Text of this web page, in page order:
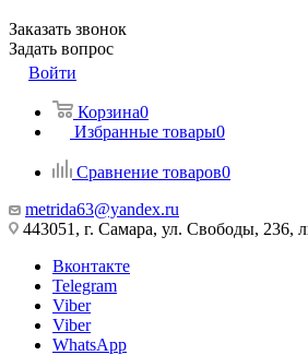
Заказать звонок
Задать вопрос
Войти
Корзина0
Избранные товары0
Сравнение товаров0
metrida63@yandex.ru
443051, г. Самара, ул. Свободы, 236,
Вконтакте
Telegram
Viber
Viber
WhatsApp